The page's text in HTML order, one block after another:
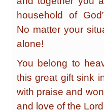
household of
No matter your
alone!
You belong to
this great gift sink
with praise and
and love of the